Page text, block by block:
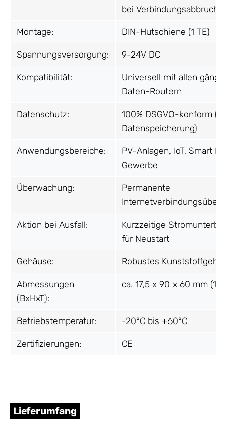
bei Verbindungsabbruch
Montage: DIN-Hutschiene (1 TE)
Spannungsversorgung: 9-24V DC
Kompatibilität:
Universell mit allen
Daten-Routern
Datenschutz:
100% DSGVO-konform
Datenspeicherung)
Anwendungsbereiche:
PV-Anlagen, IoT, Smart
Gewerbe
Überwachung:
Permanente
Aktion bei Ausfall:
Kurzzeitige
für Neustart
Gehäuse: Robustes
Abmessungen
(BxHxT):
ca. 17,5 x 90 x 60 mm (1
Betriebstemperatur: -20°C bis +60°C
Zertifizierungen: CE
Lieferumfang